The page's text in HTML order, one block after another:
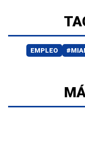
EMPLEO